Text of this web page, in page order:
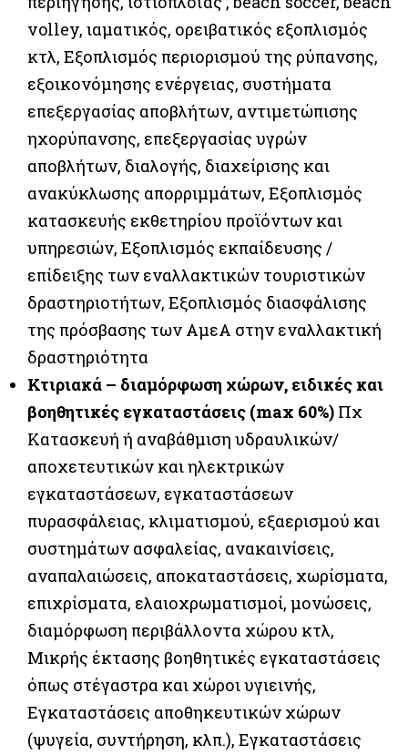
volley, ιαματικός, ορειβατικός εξοπλισμός
κτλ, Εξοπλισμός περιορισμού της ρύπανσης,
εξοικονόμησης ενέργειας, συστήματα
επεξεργασίας αποβλήτων, αντιμετώπισης
ηχορύπανσης, επεξεργασίας υγρών
αποβλήτων, διαλογής, διαχείρισης και
ανακύκλωσης απορριμμάτων, Εξοπλισμός
κατασκευής εκθετηρίου προϊόντων και
υπηρεσιών, Εξοπλισμός εκπαίδευσης /
επίδειξης των εναλλακτικών τουριστικών
δραστηριοτήτων, Εξοπλισμός διασφάλισης
της πρόσβασης των ΑμεΑ στην εναλλακτική
δραστηριότητα
Κτιριακά – διαμόρφωση χώρων, ειδικές και
βοηθητικές εγκαταστάσεις (max 60%) Πχ
Κατασκευή ή αναβάθμιση υδραυλικών/
αποχετευτικών και ηλεκτρικών
εγκαταστάσεων, εγκαταστάσεων
πυρασφάλειας, κλιματισμού, εξαερισμού και
συστημάτων ασφαλείας, ανακαινίσεις,
αναπαλαιώσεις, αποκαταστάσεις, χωρίσματα,
επιχρίσματα, ελαιοχρωματισμοί, μονώσεις,
διαμόρφωση περιβάλλοντα χώρου κτλ,
Μικρής έκτασης βοηθητικές εγκαταστάσεις
όπως στέγαστρα και χώροι υγιεινής,
Εγκαταστάσεις αποθηκευτικών χώρων
(ψυγεία, συντήρηση, κλπ.), Εγκαταστάσεις